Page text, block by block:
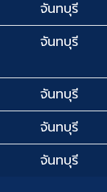
จันทบุรี
จันทบุรี
จันทบุรี
จันทบุรี
จันทบุรี